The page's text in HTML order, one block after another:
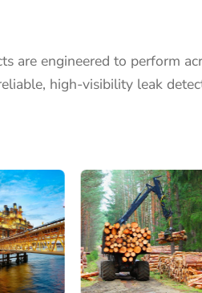
are engineered to perform
high-visibility leak